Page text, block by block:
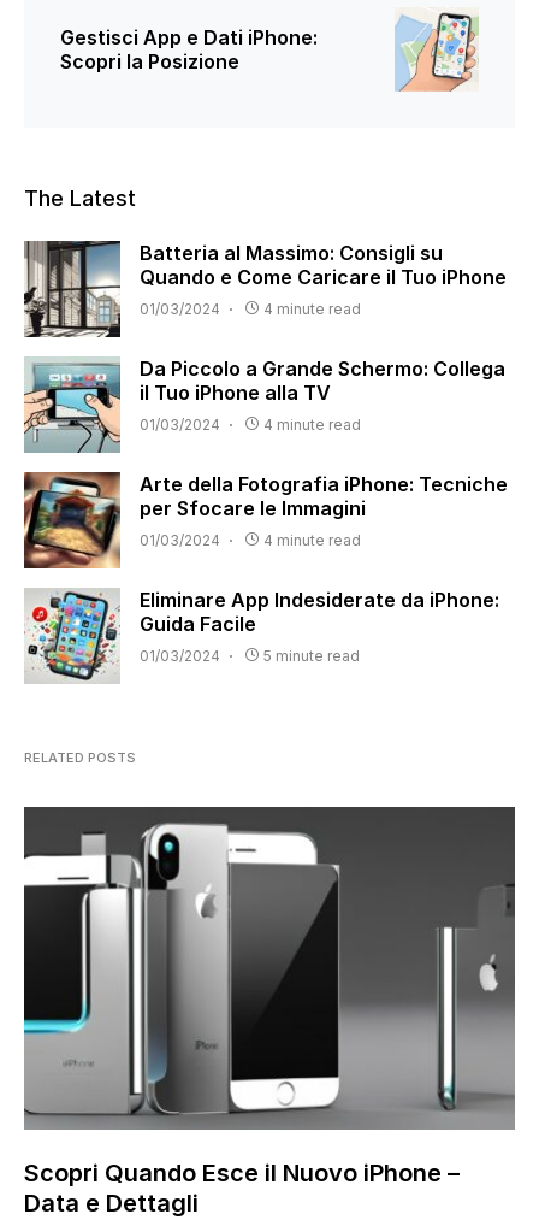
Gestisci App e Dati iPhone:
Scopri la Posizione
The Latest
Batteria al Massimo: Consigli su
Quando e Come Caricare il Tuo iPhone
01/03/2024 4 minute read
Da Piccolo a Grande Schermo: Collega
il Tuo iPhone alla TV
01/03/2024 4 minute read
Arte della Fotografia iPhone: Tecniche
per Sfocare le Immagini
01/03/2024 4 minute read
Eliminare App Indesiderate da iPhone:
Guida Facile
01/03/2024 5 minute read
RELATED POSTS
Scopri Quando Esce il Nuovo iPhone –
Data e Dettagli